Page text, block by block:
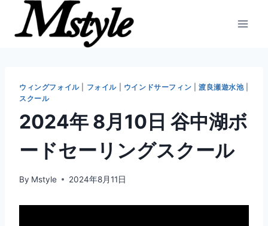
ウィングフォイル| フォイル| ウインドサーフィン 渡良瀬遊水池|
スクール
2024年 8月10日 谷中湖ボ
ードセーリングスクール
By Mstyle 2024年8月11日